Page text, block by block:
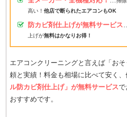
高い！ 他店で断られたエアコンもOK
防カビ剤仕上げが無料サービス
上げが無料はかなりお得！
エアコンクリーニングと言えば「お
頼と実績！料金も相場に比べて安く
ル防カビ剤仕上げ」が無料サービス
おすすめです。